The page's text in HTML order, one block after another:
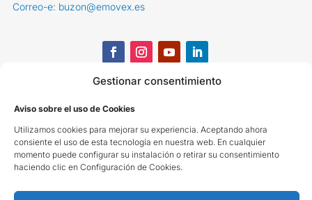
Gestionar consentimiento
Aviso sobre el uso de Cookies
Utilizamos cookies para mejorar su experiencia. Aceptando ahora
consiente el uso de esta tecnología en nuestra web. En cualquier
momento puede configurar su instalación o retirar su consentimiento
haciendo clic en Configuración de Cookies.
Correo-e: buzon@emovex.es